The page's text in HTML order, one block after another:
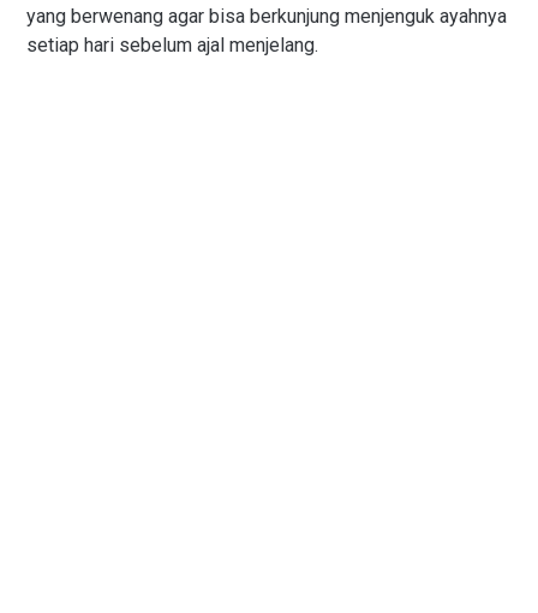
yang berwenang agar bisa berkunjung menjenguk ayahnya
setiap hari sebelum ajal menjelang.